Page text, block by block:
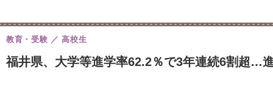
福井県、大学等進学率62.2％で3年連続6割超…
教育・受験 高校生